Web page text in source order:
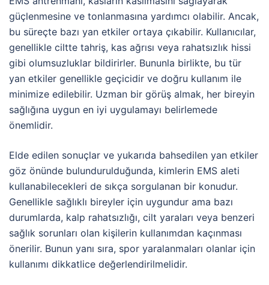
güçlenmesine ve tonlanmasına yardımcı olabilir. Ancak,
bu süreçte bazı yan etkiler ortaya çıkabilir. Kullanıcılar,
genellikle ciltte tahriş, kas ağrısı veya rahatsızlık hissi
gibi olumsuzluklar bildirirler. Bununla birlikte, bu tür
yan etkiler genellikle geçicidir ve doğru kullanım ile
minimize edilebilir. Uzman bir görüş almak, her bireyin
sağlığına uygun en iyi uygulamayı belirlemede
önemlidir.
Elde edilen sonuçlar ve yukarıda bahsedilen yan etkiler
göz önünde bulundurulduğunda, kimlerin EMS aleti
kullanabilecekleri de sıkça sorgulanan bir konudur.
Genellikle sağlıklı bireyler için uygundur ama bazı
durumlarda, kalp rahatsızlığı, cilt yaraları veya benzeri
sağlık sorunları olan kişilerin kullanımdan kaçınması
önerilir. Bunun yanı sıra, spor yaralanmaları olanlar için
kullanımı dikkatlice değerlendirilmelidir.